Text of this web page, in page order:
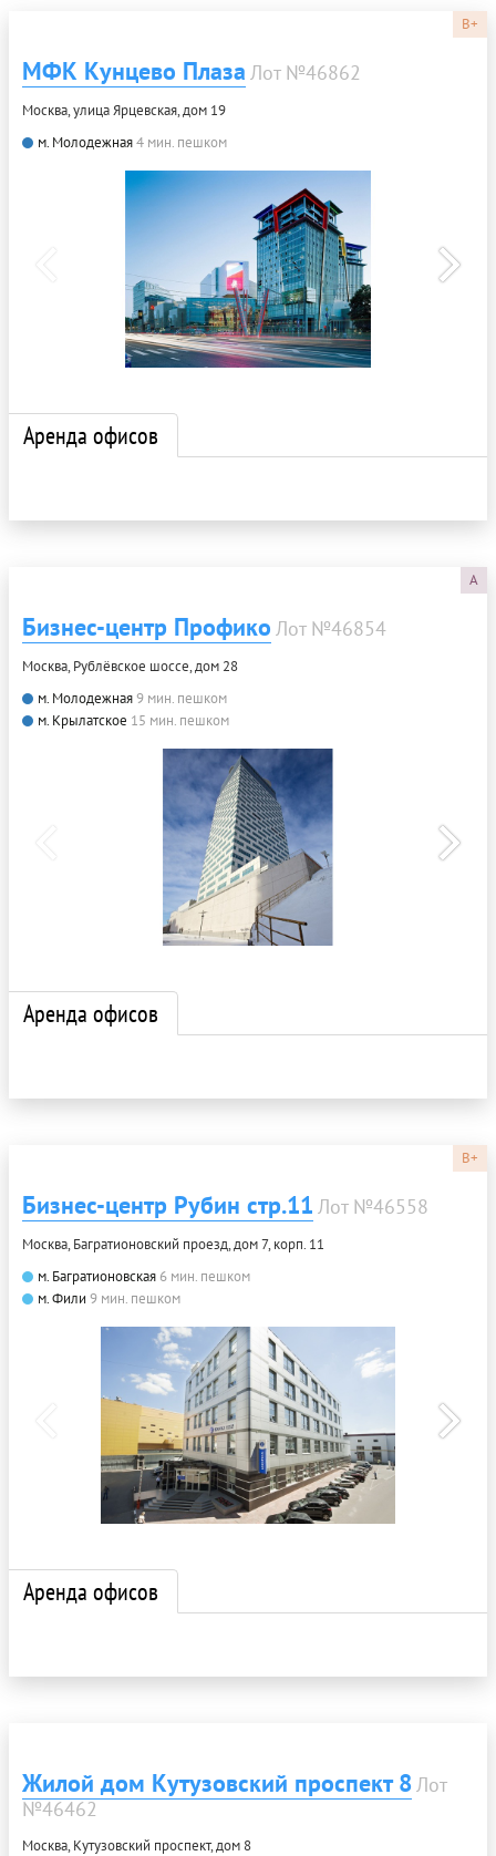
B+
МФК Кунцево Плаза Лот №46862
Москва, улица Ярцевская, дом 19
м. Молодежная4 мин. пешком
Аренда офисов
A
Бизнес-центр Профико Лот №46854
Москва, Рублёвское шоссе, дом 28
м. Молодежная9 мин. пешком
м. Крылатское 15 мин. пешком
Аренда офисов
B+
Бизнес-центр Рубин стр.11 Лот №46558
Москва, Багратионовский проезд, дом 7, корп. 11
м. Багратионовская 6 мин. пешком
м. Фили 9 мин. пешком
Аренда офисов
Жилой дом Кутузовский проспект 8Лот
№46462
Москва, Кутузовский проспект, дом 8